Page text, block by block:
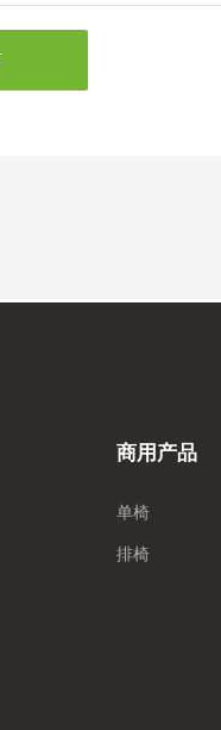
商用产品
单椅
排椅